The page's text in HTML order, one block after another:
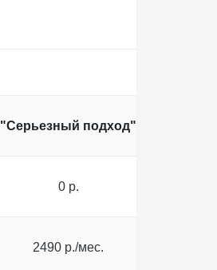
"Серьезный подход"
0 р.
2490 р./мес.